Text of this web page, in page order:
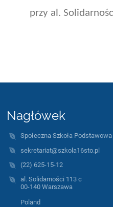
przy al.
Nagłówek
Społeczna Szkoła
sekretariat@szkola16sto.pl
(22) 625-15-12
al. Solidarności 113 c
00-140 Warszawa
Poland